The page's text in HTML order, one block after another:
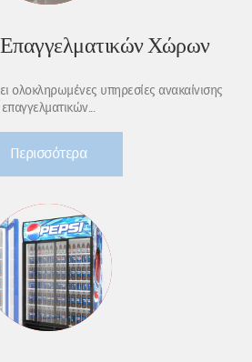
Επαγγελματικών Χώρων
ολοκληρωμένες υπηρεσίες ανακαίνισης
επαγγελματικών...
Περισσότερα